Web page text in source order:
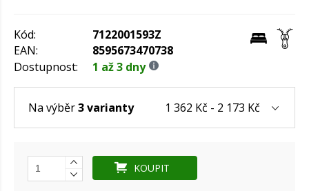
Kód:
7122001593Z
EAN:
8595673470738
Dostupnost:
1 až 3 dny
Na výběr3 varianty 1 362 Kč - 2 173 Kč
KOUPIT